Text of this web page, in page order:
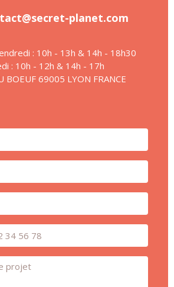
planet.com
: 10h - 13h & 14h - 18h30
: 10h - 12h & 14h - 17h
BOEUF 69005 LYON FRANCE